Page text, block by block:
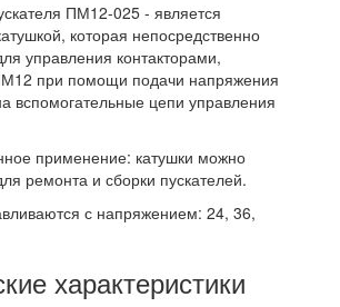
ПМ12-025 - является
которая непосредственно
управления контакторами,
при помощи подачи напряжения
вспомогательные цепи управления
применение: катушки можно
ремонта и сборки пускателей.
с напряжением: 24, 36,
характеристики